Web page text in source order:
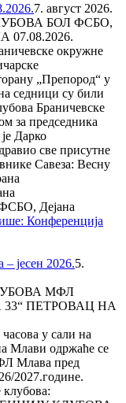
7. август 2026.
БОЛ ФСБО,
окружне
„Препород“ у
седници су били
Браничевске
за председника
Дарко
све присутне
Савеза: Весну
ФСБО, Дејана
: Конференција
јесен 2026.5.
МФЛ
ПЕТРОВАЦ НА
у сали на
Млави одржаће се
Млава пред
2027.године.